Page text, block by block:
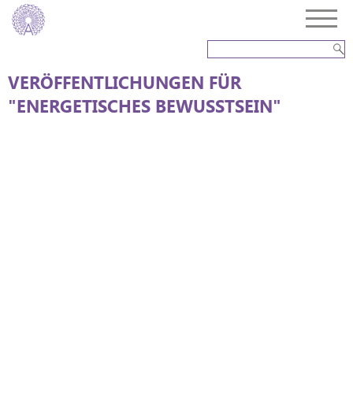
VERÖFFENTLICHUNGEN FÜR
"ENERGETISCHES BEWUSSTSEIN"